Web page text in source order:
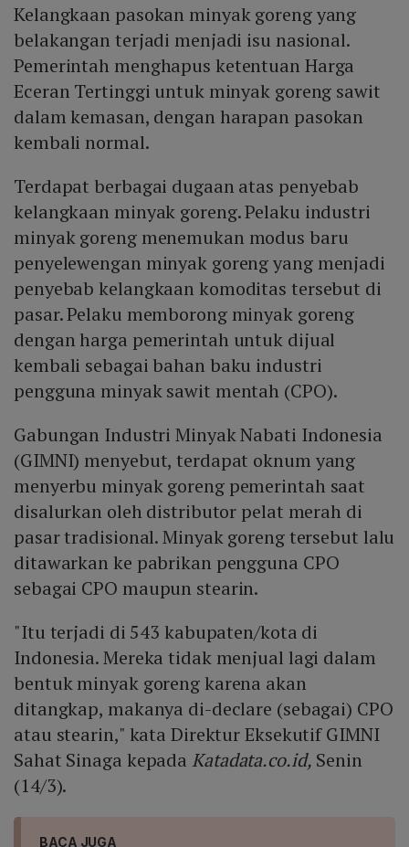
Kelangkaan pasokan minyak goreng yang
belakangan terjadi menjadi isu nasional.
Pemerintah menghapus ketentuan Harga
Eceran Tertinggi untuk minyak goreng sawit
dalam kemasan, dengan harapan pasokan
kembali normal.
Terdapat berbagai dugaan atas penyebab
kelangkaan minyak goreng. Pelaku industri
minyak goreng menemukan modus baru
penyelewengan minyak goreng yang menjadi
penyebab kelangkaan komoditas tersebut di
pasar. Pelaku memborong minyak goreng
dengan harga pemerintah untuk dijual
kembali sebagai bahan baku industri
pengguna minyak sawit mentah (CPO).
Gabungan Industri Minyak Nabati Indonesia
(GIMNI) menyebut, terdapat oknum yang
menyerbu minyak goreng pemerintah saat
disalurkan oleh distributor pelat merah di
pasar tradisional. Minyak goreng tersebut lalu
ditawarkan ke pabrikan pengguna CPO
sebagai CPO maupun stearin.
"Itu terjadi di 543 kabupaten/kota di
Indonesia. Mereka tidak menjual lagi dalam
bentuk minyak goreng karena akan
ditangkap, makanya di-declare (sebagai) CPO
atau stearin," kata Direktur Eksekutif GIMNI
Sahat Sinaga kepada Katadata.co.id, Senin
(14/3).
BACA JUGA